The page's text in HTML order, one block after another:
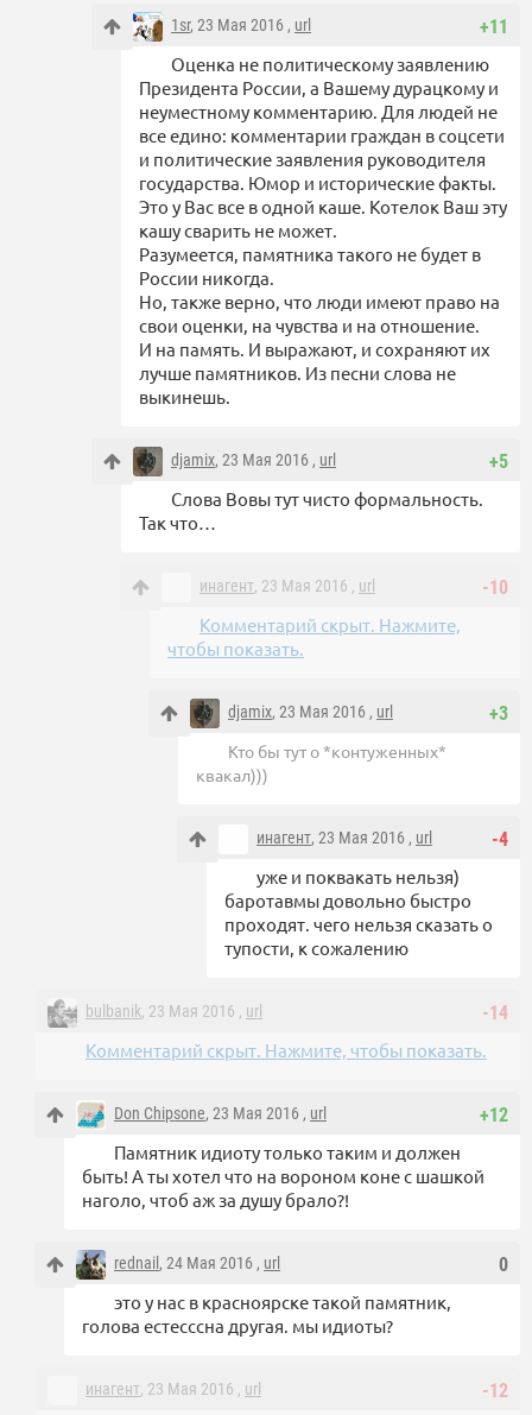
+11
1sr, 23 Мая 2016 , url
Оценка не политическому заявлению
Президента России, а Вашему дурацкому и
неуместному комментарию. Для людей не
все едино: комментарии граждан в соцсети
и политические заявления руководителя
государства. Юмор и исторические факты.
Это у Вас все в одной каше. Котелок Ваш эту
кашу сварить не может.
Разумеется, памятника такого не будет в
России никогда.
Но, также верно, что люди имеют право на
свои оценки, на чувства и на отношение.
И на память. И выражают, и сохраняют их
лучше памятников. Из песни слова не
выкинешь.
+5
djamix, 23 Мая 2016 , url
Слова Вовы тут чисто формальность.
Так что…
-10
инагент, 23 Мая 2016 , url
Комментарий скрыт. Нажмите,
чтобы показать.
+3
djamix, 23 Мая 2016 , url
Кто бы тут о *контуженных*
квакал)))
-4
инагент, 23 Мая 2016 , url
уже и поквакать нельзя)
баротавмы довольно быстро
проходят. чего нельзя сказать о
тупости, к сожалению
-14
bulbanik, 23 Мая 2016 , url
Комментарий скрыт. Нажмите, чтобы показать.
+12
Don Chipsone, 23 Мая 2016 , url
Памятник идиоту только таким и должен
быть! А ты хотел что на вороном коне с шашкой
наголо, чтоб аж за душу брало?!
0
rednail , 24 Мая 2016 , url
это у нас в красноярске такой памятник,
голова естесссна другая. мы идиоты?
-12
инагент, 23 Мая 2016 , url